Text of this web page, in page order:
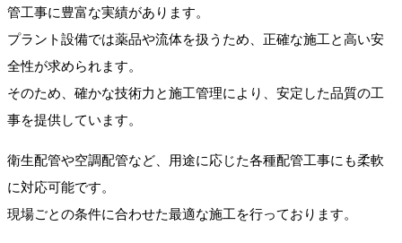
管工事に豊富な実績があります。
プラント設備では薬品や流体を扱うため、正確な施工と高い安
全性が求められます。
そのため、確かな技術力と施工管理により、安定した品質の工
事を提供しています。
衛生配管や空調配管など、用途に応じた各種配管工事にも柔軟
に対応可能です。
現場ごとの条件に合わせた最適な施工を行っております。